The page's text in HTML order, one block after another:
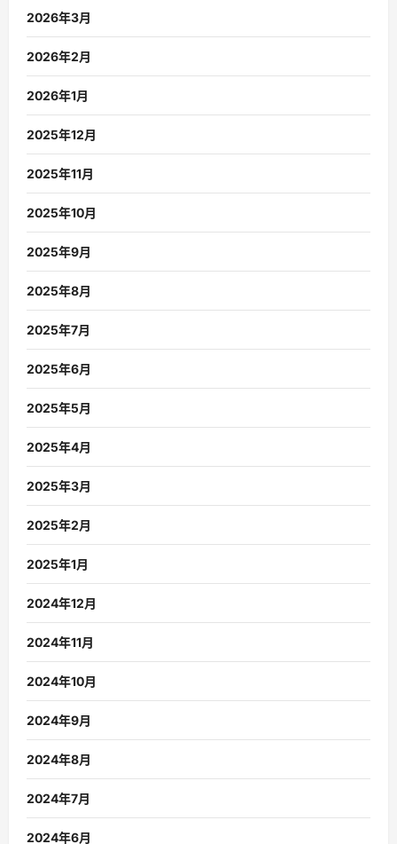
2026年3月
2026年2月
2026年1月
2025年12月
2025年11月
2025年10月
2025年9月
2025年8月
2025年7月
2025年6月
2025年5月
2025年4月
2025年3月
2025年2月
2025年1月
2024年12月
2024年11月
2024年10月
2024年9月
2024年8月
2024年7月
2024年6月